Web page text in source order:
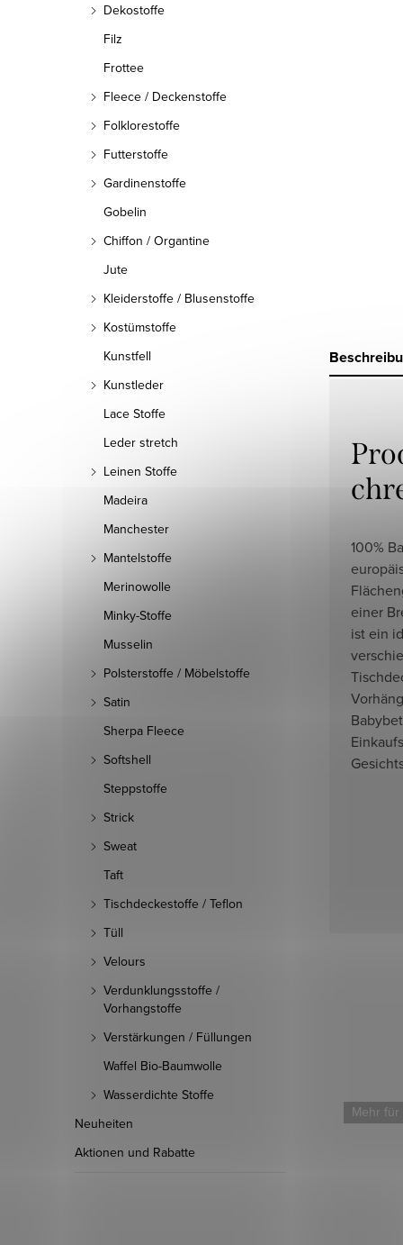
Dekostoffe
Filz
Frottee
Fleece / Deckenstoffe
Folklorestoffe
Futterstoffe
Gardinenstoffe
Gobelin
Chiffon / Organtine
Jute
Kleiderstoffe / Blusenstoffe
Kostümstoffe
Kunstfell
Kunstleder
Lace Stoffe
Leder stretch
Leinen Stoffe
Madeira
Manchester
Mantelstoffe
Merinowolle
Minky-Stoffe
Musselin
Polsterstoffe / Möbelstoffe
Satin
Sherpa Fleece
Softshell
Steppstoffe
Strick
Sweat
Taft
Tischdeckestoffe / Teflon
Tüll
Velours
Verdunklungsstoffe /
Vorhangstoffe
Verstärkungen / Füllungen
Waffel Bio-Baumwolle
Wasserdichte Stoffe
Neuheiten
Aktionen und Rabatte
100%
einer
ist ein
Mehr für